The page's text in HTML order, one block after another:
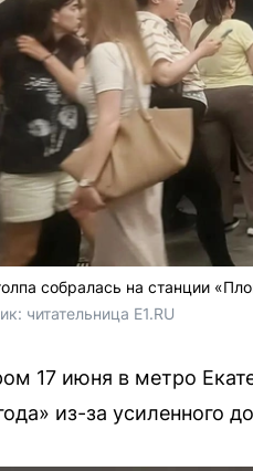
собралась на станции
читательница E1.RU
17 июня в метро
из-за усиленного